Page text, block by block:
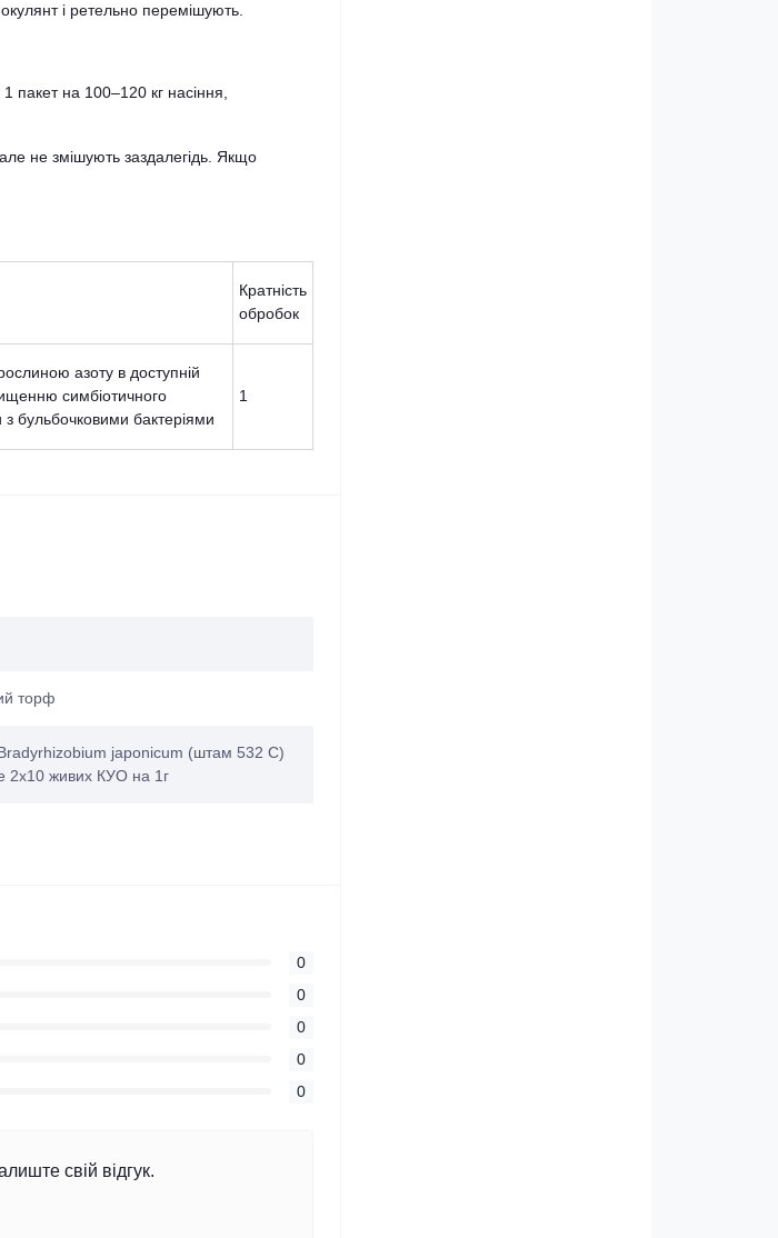
і ретельно перемішують.
пакет на 100–120 кг насіння,
не змішують заздалегідь. Якщо
Кратність
обробок
азоту в доступній
симбіотичного
з бульбочковими бактеріями
1
торф
Bradyrhizobium japonicum (штам 532 C)
2х10 живих КУО на 1г
0
0
0
0
0
свій відгук.